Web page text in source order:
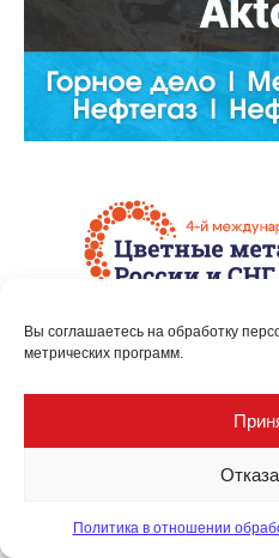
Вы соглашаетесь на обработку
метрических программ.
Политика в отношении